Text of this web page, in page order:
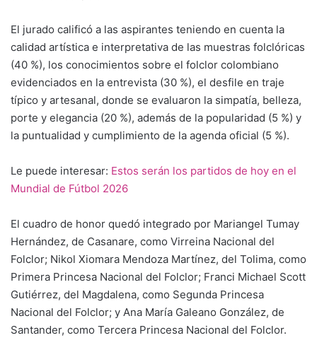
El jurado calificó a las aspirantes teniendo en cuenta la
calidad artística e interpretativa de las muestras folclóricas
(40 %), los conocimientos sobre el folclor colombiano
evidenciados en la entrevista (30 %), el desfile en traje
típico y artesanal, donde se evaluaron la simpatía, belleza,
porte y elegancia (20 %), además de la popularidad (5 %) y
la puntualidad y cumplimiento de la agenda oficial (5 %).
Le puede interesar: Estos serán los partidos de hoy en el
Mundial de Fútbol 2026
El cuadro de honor quedó integrado por Mariangel Tumay
Hernández, de Casanare, como Virreina Nacional del
Folclor; Nikol Xiomara Mendoza Martínez, del Tolima, como
Primera Princesa Nacional del Folclor; Franci Michael Scott
Gutiérrez, del Magdalena, como Segunda Princesa
Nacional del Folclor; y Ana María Galeano González, de
Santander, como Tercera Princesa Nacional del Folclor.